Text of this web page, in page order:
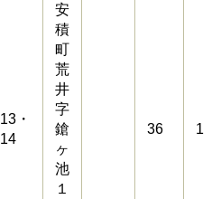
13・
14
安
積
町
荒
井
字
鎗
ヶ
池
１
36 1